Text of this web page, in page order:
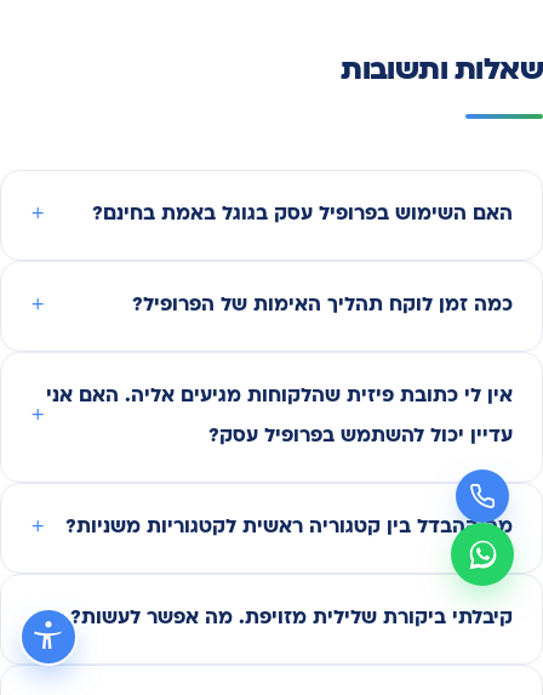
שאלות ותשובות
האם השימוש בפרופיל עסק בגוגל באמת בחינם?
כמה זמן לוקח תהליך האימות של הפרופיל?
אין לי כתובת פיזית שהלקוחות מגיעים אליה. האם אני
עדיין יכול להשתמש בפרופיל עסק?
מה ההבדל בין קטגוריה ראשית לקטגוריות משניות?
קיבלתי ביקורת שלילית מזויפת. מה אפשר לעשות?